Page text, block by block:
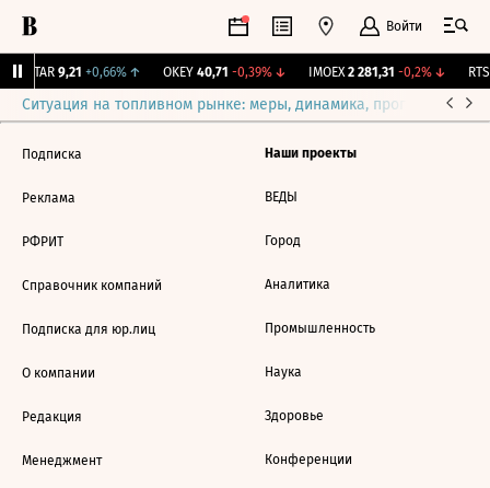
Войти
UTAR 9,21 +0,66%↑ OKEY 40,71 -0,39%↓ IMOEX 2 281,31 -0,2%↓ RTSI
Ситуация на топливном рынке: меры, динамика, прогнозы
Подписка
Реклама
РФРИТ
Справочник компаний
Подписка для юр.лиц
О компании
Редакция
Менеджмент
Наши проекты
ВЕДЫ
Город
Аналитика
Промышленность
Наука
Здоровье
Конференции